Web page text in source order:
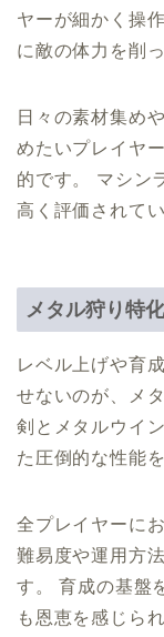
ヤーが細かく操
に敵の体力を削
日々の素材集め
めたいプレイヤ
的です。 マシン
高く評価されてい
メタル狩り特
レベル上げや育
せないのが、メ
剣とメタルウイ
た圧倒的な性能
全プレイヤーに
難易度や運用方
す。 育成の基盤
も恩恵を感じら